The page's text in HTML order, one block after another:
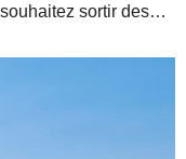
sortir des…